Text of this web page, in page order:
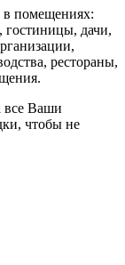
помещениях:
гостиницы, дачи,
рестораны,
все Ваши
чтобы не